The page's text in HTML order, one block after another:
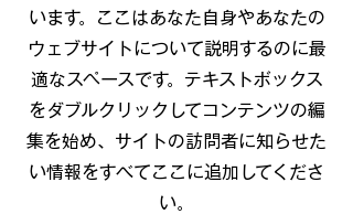
います。ここはあなた自身やあなたの
ウェブサイトについて説明するのに最
適なスペースです。テキストボックス
をダブルクリックしてコンテンツの編
集を始め、サイトの訪問者に知らせた
い情報をすべてここに追加してくださ
い。